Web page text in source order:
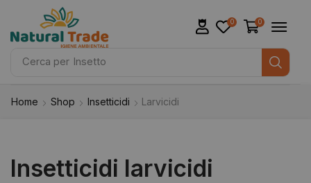
Cerca per Insetto
0 0
Home Shop Insetticidi Larvicidi
Insetticidi larvicidi